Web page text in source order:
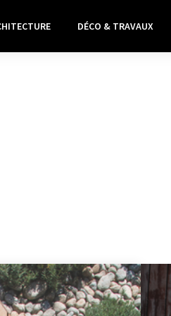
DÉCO & TRAVAUX